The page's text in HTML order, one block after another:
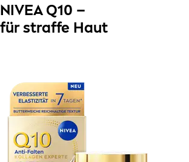
NIVEA Q10 –
für straffe Haut